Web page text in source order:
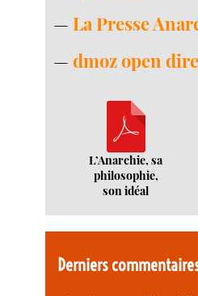
—La Presse
—dmoz open
L’Anarchie, sa
philosophie,
son idéal
Derniers